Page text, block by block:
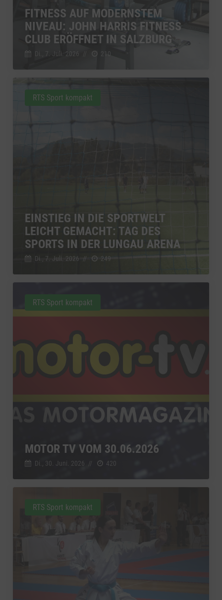
FITNESS AUF MODERNSTEM
NIVEAU: JOHN HARRIS FITNESS
CLUB ERÖFFNET IN SALZBURG
Di., 7. Juli. 2026 210
EINSTIEG IN DIE SPORTWELT
LEICHT GEMACHT: TAG DES
SPORTS IN DER LUNGAU ARENA
Di., 7. Juli. 2026 // 249
RTS Sport kompakt
MOTOR TV VOM 30.06.2026
Di., 30. Juni. 2026 // 420
RTS Sport kompakt
RTS Sport kompakt